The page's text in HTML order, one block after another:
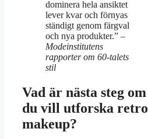
dominera hela ansiktet
lever kvar och förnyas
ständigt genom färgval
och nya produkter.” –
Modeinstitutens
rapporter om 60-talets
stil
Vad är nästa steg om
du vill utforska retro
makeup?